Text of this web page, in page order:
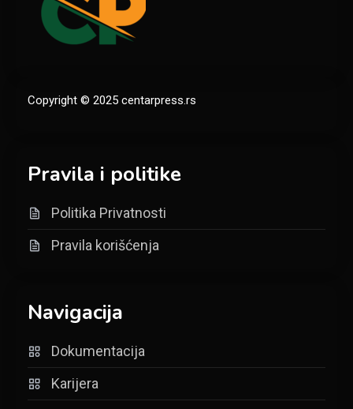
Copyright © 2025 centarpress.rs
Pravila i politike
Politika Privatnosti
Pravila korišćenja
Navigacija
Dokumentacija
Karijera